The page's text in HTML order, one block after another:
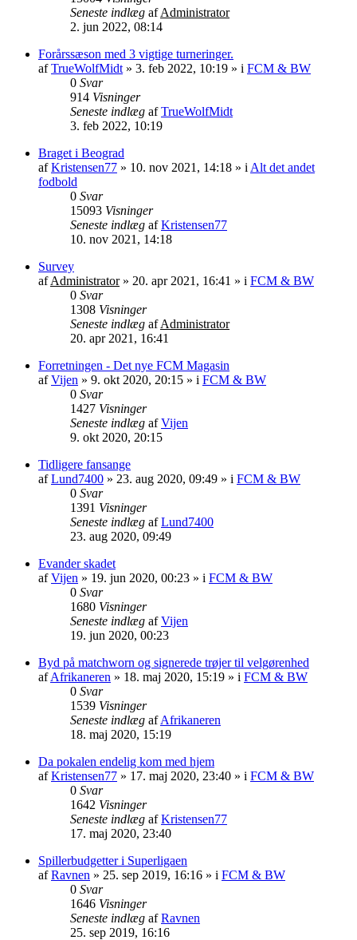
Seneste indlæg afAdministrator
2. jun 2022, 08:14
Forårssæson med 3 vigtige turneringer.
afTrueWolfMidt » 3. feb 2022, 10:19 » i FCM & BW
0 Svar
914 Visninger
Seneste indlæg afTrueWolfMidt
3. feb 2022, 10:19
Braget i Beograd
afKristensen77 » 10. nov 2021, 14:18 » i Alt det andet
fodbold
0 Svar
15093 Visninger
Seneste indlæg afKristensen77
10. nov 2021, 14:18
Survey
afAdministrator» 20. apr 2021, 16:41 » i FCM & BW
0 Svar
1308 Visninger
Seneste indlæg afAdministrator
20. apr 2021, 16:41
Forretningen - Det nye FCM Magasin
afVijen » 9. okt 2020, 20:15 » i FCM & BW
0 Svar
1427 Visninger
Seneste indlæg afVijen
9. okt 2020, 20:15
Tidligere fansange
afLund7400 » 23. aug 2020, 09:49 » i FCM & BW
0 Svar
1391 Visninger
Seneste indlæg afLund7400
23. aug 2020, 09:49
Evander skadet
afVijen » 19. jun 2020, 00:23 » i FCM & BW
0 Svar
1680 Visninger
Seneste indlæg afVijen
19. jun 2020, 00:23
Byd på matchworn og signerede trøjer til velgørenhed
afAfrikaneren » 18. maj 2020, 15:19 » i FCM & BW
0 Svar
1539 Visninger
Seneste indlæg afAfrikaneren
18. maj 2020, 15:19
Da pokalen endelig kom med hjem
afKristensen77 » 17. maj 2020, 23:40 » i FCM & BW
0 Svar
1642 Visninger
Seneste indlæg afKristensen77
17. maj 2020, 23:40
Spillerbudgetter i Superligaen
afRavnen » 25. sep 2019, 16:16 » i FCM & BW
0 Svar
1646 Visninger
Seneste indlæg afRavnen
25. sep 2019, 16:16